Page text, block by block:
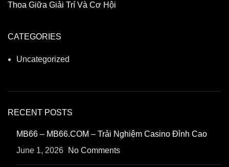
Thoa Giữa Giải Trí Và Cơ Hội
CATEGORIES
Uncategorized
RECENT POSTS
MB66 – MB66.COM – Trải Nghiệm Casino Đỉnh Cao
June 1, 2026
No Comments